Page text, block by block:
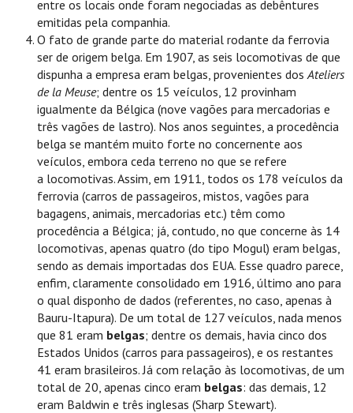
entre os locais onde foram negociadas as debêntures
emitidas pela companhia.
O fato de grande parte do material rodante da ferrovia
ser de origem belga. Em 1907, as seis locomotivas de que
dispunha a empresa eram belgas, provenientes dos Ateliers
de la Meuse; dentre os 15 veículos, 12 provinham
igualmente da Bélgica (nove vagões para mercadorias e
três vagões de lastro). Nos anos seguintes, a procedência
belga se mantém muito forte no concernente aos
veículos, embora ceda terreno no que se refere
a locomotivas. Assim, em 1911, todos os 178 veículos da
ferrovia (carros de passageiros, mistos, vagões para
bagagens, animais, mercadorias etc.) têm como
procedência a Bélgica; já, contudo, no que concerne às 14
locomotivas, apenas quatro (do tipo Mogul) eram belgas,
sendo as demais importadas dos EUA. Esse quadro parece,
enfim, claramente consolidado em 1916, último ano para
o qual disponho de dados (referentes, no caso, apenas à
Bauru-Itapura). De um total de 127 veículos, nada menos
que 81 eram belgas; dentre os demais, havia cinco dos
Estados Unidos (carros para passageiros), e os restantes
41 eram brasileiros. Já com relação às locomotivas, de um
total de 20, apenas cinco eram belgas: das demais, 12
eram Baldwin e três inglesas (Sharp Stewart).